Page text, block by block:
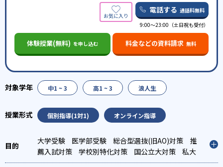
電話する 通話料無料
9:00～23:00（土日祝も受付）
体験授業(無料) を申し込む 料金などの資料請求 無料
中1 ~ 3 高1 ~ 3 浪人生
個別指導(1対1) オンライン指導
大学受験 医学部受験 総合型選抜(旧AO)対策
推
薦入試対策
学校別特化対策 国公立大対策
私大
対策
共通テスト対策